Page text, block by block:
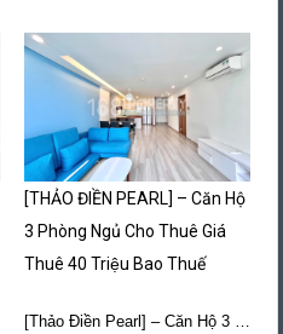
More Details
[THẢO ĐIỀN PEARL] – Căn Hộ
3 Phòng Ngủ Cho Thuê Giá
Thuê 40 Triệu Bao Thuế